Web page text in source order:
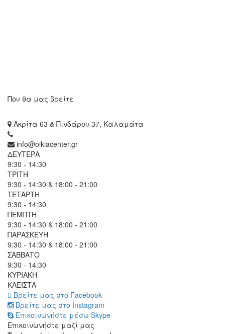
Που θα μας βρείτε
Ακρίτα 63 & Πινδάρου 37, Καλαμάτα
info@oikiacenter.gr
ΔΕΥΤΕΡΑ
9:30 - 14:30
ΤΡΙΤΗ
9:30 - 14:30 & 18:00 - 21:00
ΤΕΤΑΡΤΗ
9:30 - 14:30
ΠΕΜΠΤΗ
9:30 - 14:30 & 18:00 - 21:00
ΠΑΡΑΣΚΕΥΗ
9:30 - 14:30 & 18:00 - 21:00
ΣΑΒΒΑΤΟ
9:30 - 14:30
ΚΥΡΙΑΚΗ
ΚΛΕΙΣΤΑ
Βρείτε μας στο Facebook
Βρείτε μας στο Instagram
Επικοινωνήστε μέσω Skype
Επικοινωνήστε μαζί μας